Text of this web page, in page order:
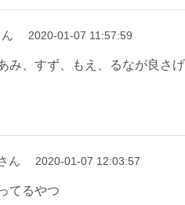
2020-01-07 11:57:59
み、すず、もえ、るなが良さげ
ん 2020-01-07 12:03:57
てるやつ